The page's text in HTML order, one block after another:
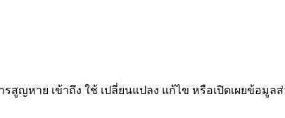
สูญหาย เข้าถึง ใช้ เปลี่ยนแปลง แก้ไข หรือเปิดเผยข้อมู